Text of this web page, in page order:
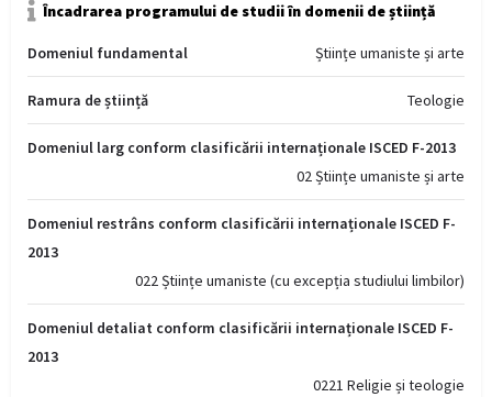
Încadrarea programului de studii în domenii de știință
Domeniul fundamental Științe umaniste și arte
Ramura de știință Teologie
Domeniul larg conform clasificării internaționale ISCED F-2013
02 Științe umaniste și arte
Domeniul restrâns conform clasificării internaționale ISCED F-
2013
022 Științe umaniste (cu excepția studiului limbilor)
Domeniul detaliat conform clasificării internaționale ISCED F-
2013
0221 Religie și teologie